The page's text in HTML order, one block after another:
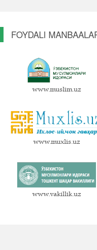
FOYDALI
www.muslim.uz
www.muxlis.uz
www.vakillik.uz